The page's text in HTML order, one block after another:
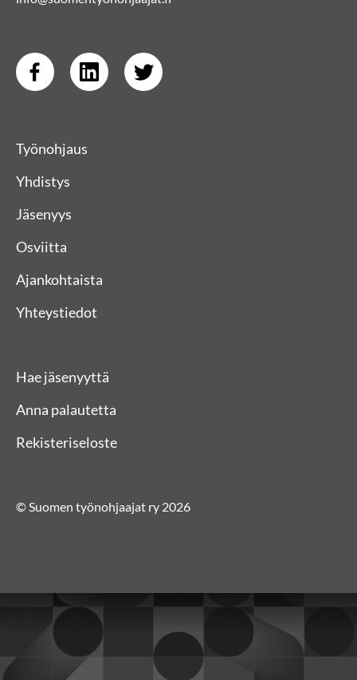
Työnohjaus
Yhdistys
Jäsenyys
Osviitta
Ajankohtaista
Yhteystiedot
Hae jäsenyyttä
Anna palautetta
Rekisteriseloste
© Suomen työnohjaajat ry 2026